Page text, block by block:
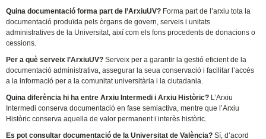
Quina documentació forma part de l’ArxiuUV? Forma part de l’arxiu tota la
documentació produïda pels òrgans de govern, serveis i unitats
administratives de la Universitat, així com els fons procedents de donacions o
cessions.
Per a què serveix l’ArxiuUV?Serveix per a garantir la gestió eficient de la
documentació administrativa, assegurar la seua conservació i facilitar l’accés
a la informació per a la comunitat universitària i la ciutadania.
Quina diferència hi ha entre Arxiu Intermedi i Arxiu Històric? L’Arxiu
Intermedi conserva documentació en fase semiactiva, mentre que l’Arxiu
Històric conserva aquella de valor permanent i interès històric.
Es pot consultar documentació de la Universitat de València?Sí, d’acord